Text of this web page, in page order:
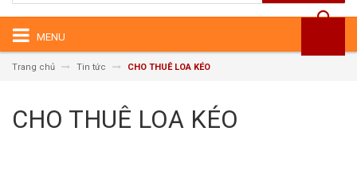
MENU
Trang chủ Tin tức CHO THUÊ LOA KÉO
CHO THUÊ LOA KÉO